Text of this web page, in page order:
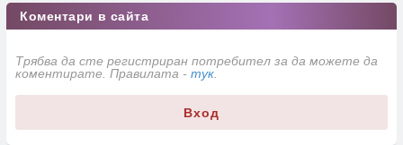
Коментари в сайта
Трябва да сте регистриран потребител за да можете да
коментирате. Правилата - тук
Вход